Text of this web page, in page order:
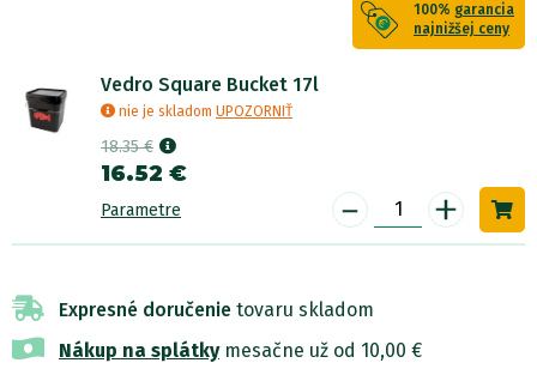
100% garancia
najnižšej ceny
Vedro Square Bucket 17l
nie je skladom UPOZORNIŤ
18.35 €
16.52 €
Parametre - +
Expresné doručenie tovaru skladom
Nákup na splátkymesačne už od 10,00 €